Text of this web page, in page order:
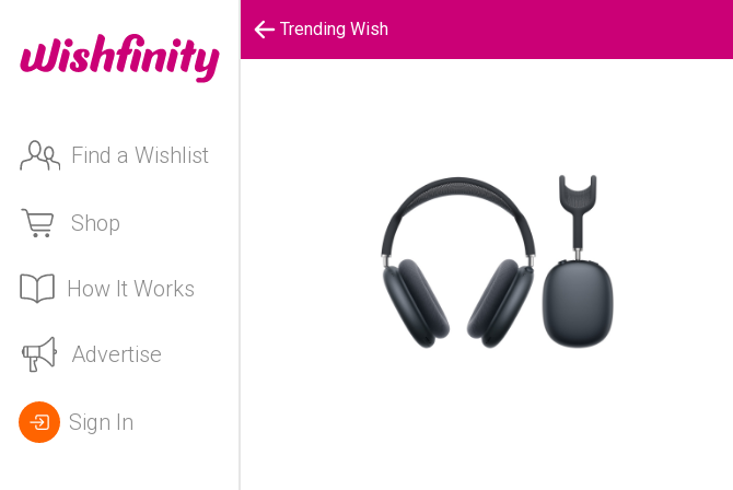
Find a Wishlist
Shop
How It Works
Advertise
Sign In
Trending Wish